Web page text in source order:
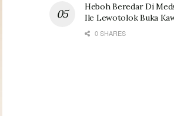
Heboh Beredar Di
Ile Lewotolok Buka
0 SHARES